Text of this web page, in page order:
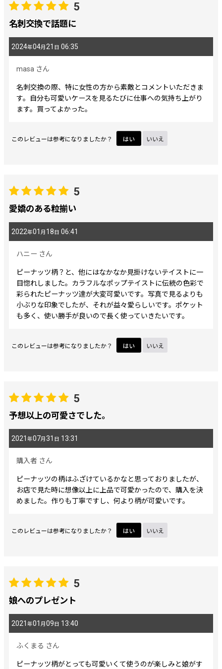
画像 :
並び順:
絞り込む
5
名刺交換で話題に
2024年04月 21 日 06:35
masa さん
名刺交換の際、特に女性の方から素敵とコメントいただきま
す。自分も可愛いケースを見るたびに仕事への気持ち上がり
ます。買ってよかった。
このレビューは参考になりましたか？ はい いいえ
5
愛嬌のある粒揃い
2022年01 月 18 日 06:41
ハニー さん
ピーナッツ柄？と、他にはなかなか見掛けないテイストに一
目惚れしました。カラフルなポップテイストに伝統の色彩で
彩られたピーナッツ達が大変可愛いです。写真で見るよりも
小ぶりな印象でしたが、それが益々愛らしいです。ポケット
も多く、使い勝手が良いので長く使っていきたいです。
このレビューは参考になりましたか？ はい いいえ
5
予想以上の可愛さでした。
2021 年07月 31 日 13:31
購入者 さん
ピーナッツの柄はふざけているかなと思っておりましたが、
お店で見た時に想像以上に上品で可愛かったので、購入を決
めました。作りも丁寧ですし、何より柄が可愛いです。
このレビューは参考になりましたか？ はい いいえ
5
娘へのプレゼント
2021 年01 月 09 日 13:40
ふくまる さん
ピーナッツ柄がとっても可愛いくて使うのが楽しみと娘がす